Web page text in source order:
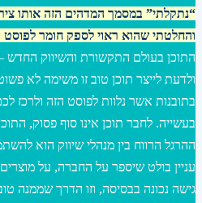
“נתקלתי” במסמך המדהים הזה אותו
והחלטתי שהוא ראוי לספק חומר לפוסט
התוכן בעולם התקשורת והשיווק החדש
ולדעת לייצר תוכן טוב זו משימה לא
בתובנות אשר נלוות לפוסט הזה ולרכז
בעשייה. לחבר תוכן אינו סוף פסוק, התוכן
ההרגל הרווח בין מנהלי שיווק הוא
עניין בולט שיספר על החברה, על
גישה נכונה בבסיסה, וזו הדרך שממנה